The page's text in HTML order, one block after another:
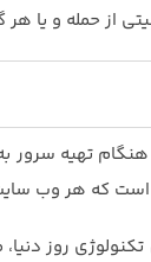
از حمله و یا
تهیه
است که هر وب
تکنولوژی روز